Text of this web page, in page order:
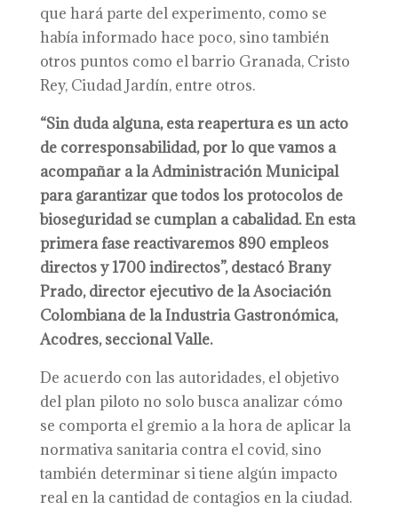
que hará parte del experimento, como se
había informado hace poco, sino también
otros puntos como el barrio Granada, Cristo
Rey, Ciudad Jardín, entre otros.
“Sin duda alguna, esta reapertura es un acto
de corresponsabilidad, por lo que vamos a
acompañar a la Administración Municipal
para garantizar que todos los protocolos de
bioseguridad se cumplan a cabalidad. En esta
primera fase reactivaremos 890 empleos
directos y 1700 indirectos”, destacó Brany
Prado, director ejecutivo de la Asociación
Colombiana de la Industria Gastronómica,
Acodres, seccional Valle.
De acuerdo con las autoridades, el objetivo
del plan piloto no solo busca analizar cómo
se comporta el gremio a la hora de aplicar la
normativa sanitaria contra el covid, sino
también determinar si tiene algún impacto
real en la cantidad de contagios en la ciudad.